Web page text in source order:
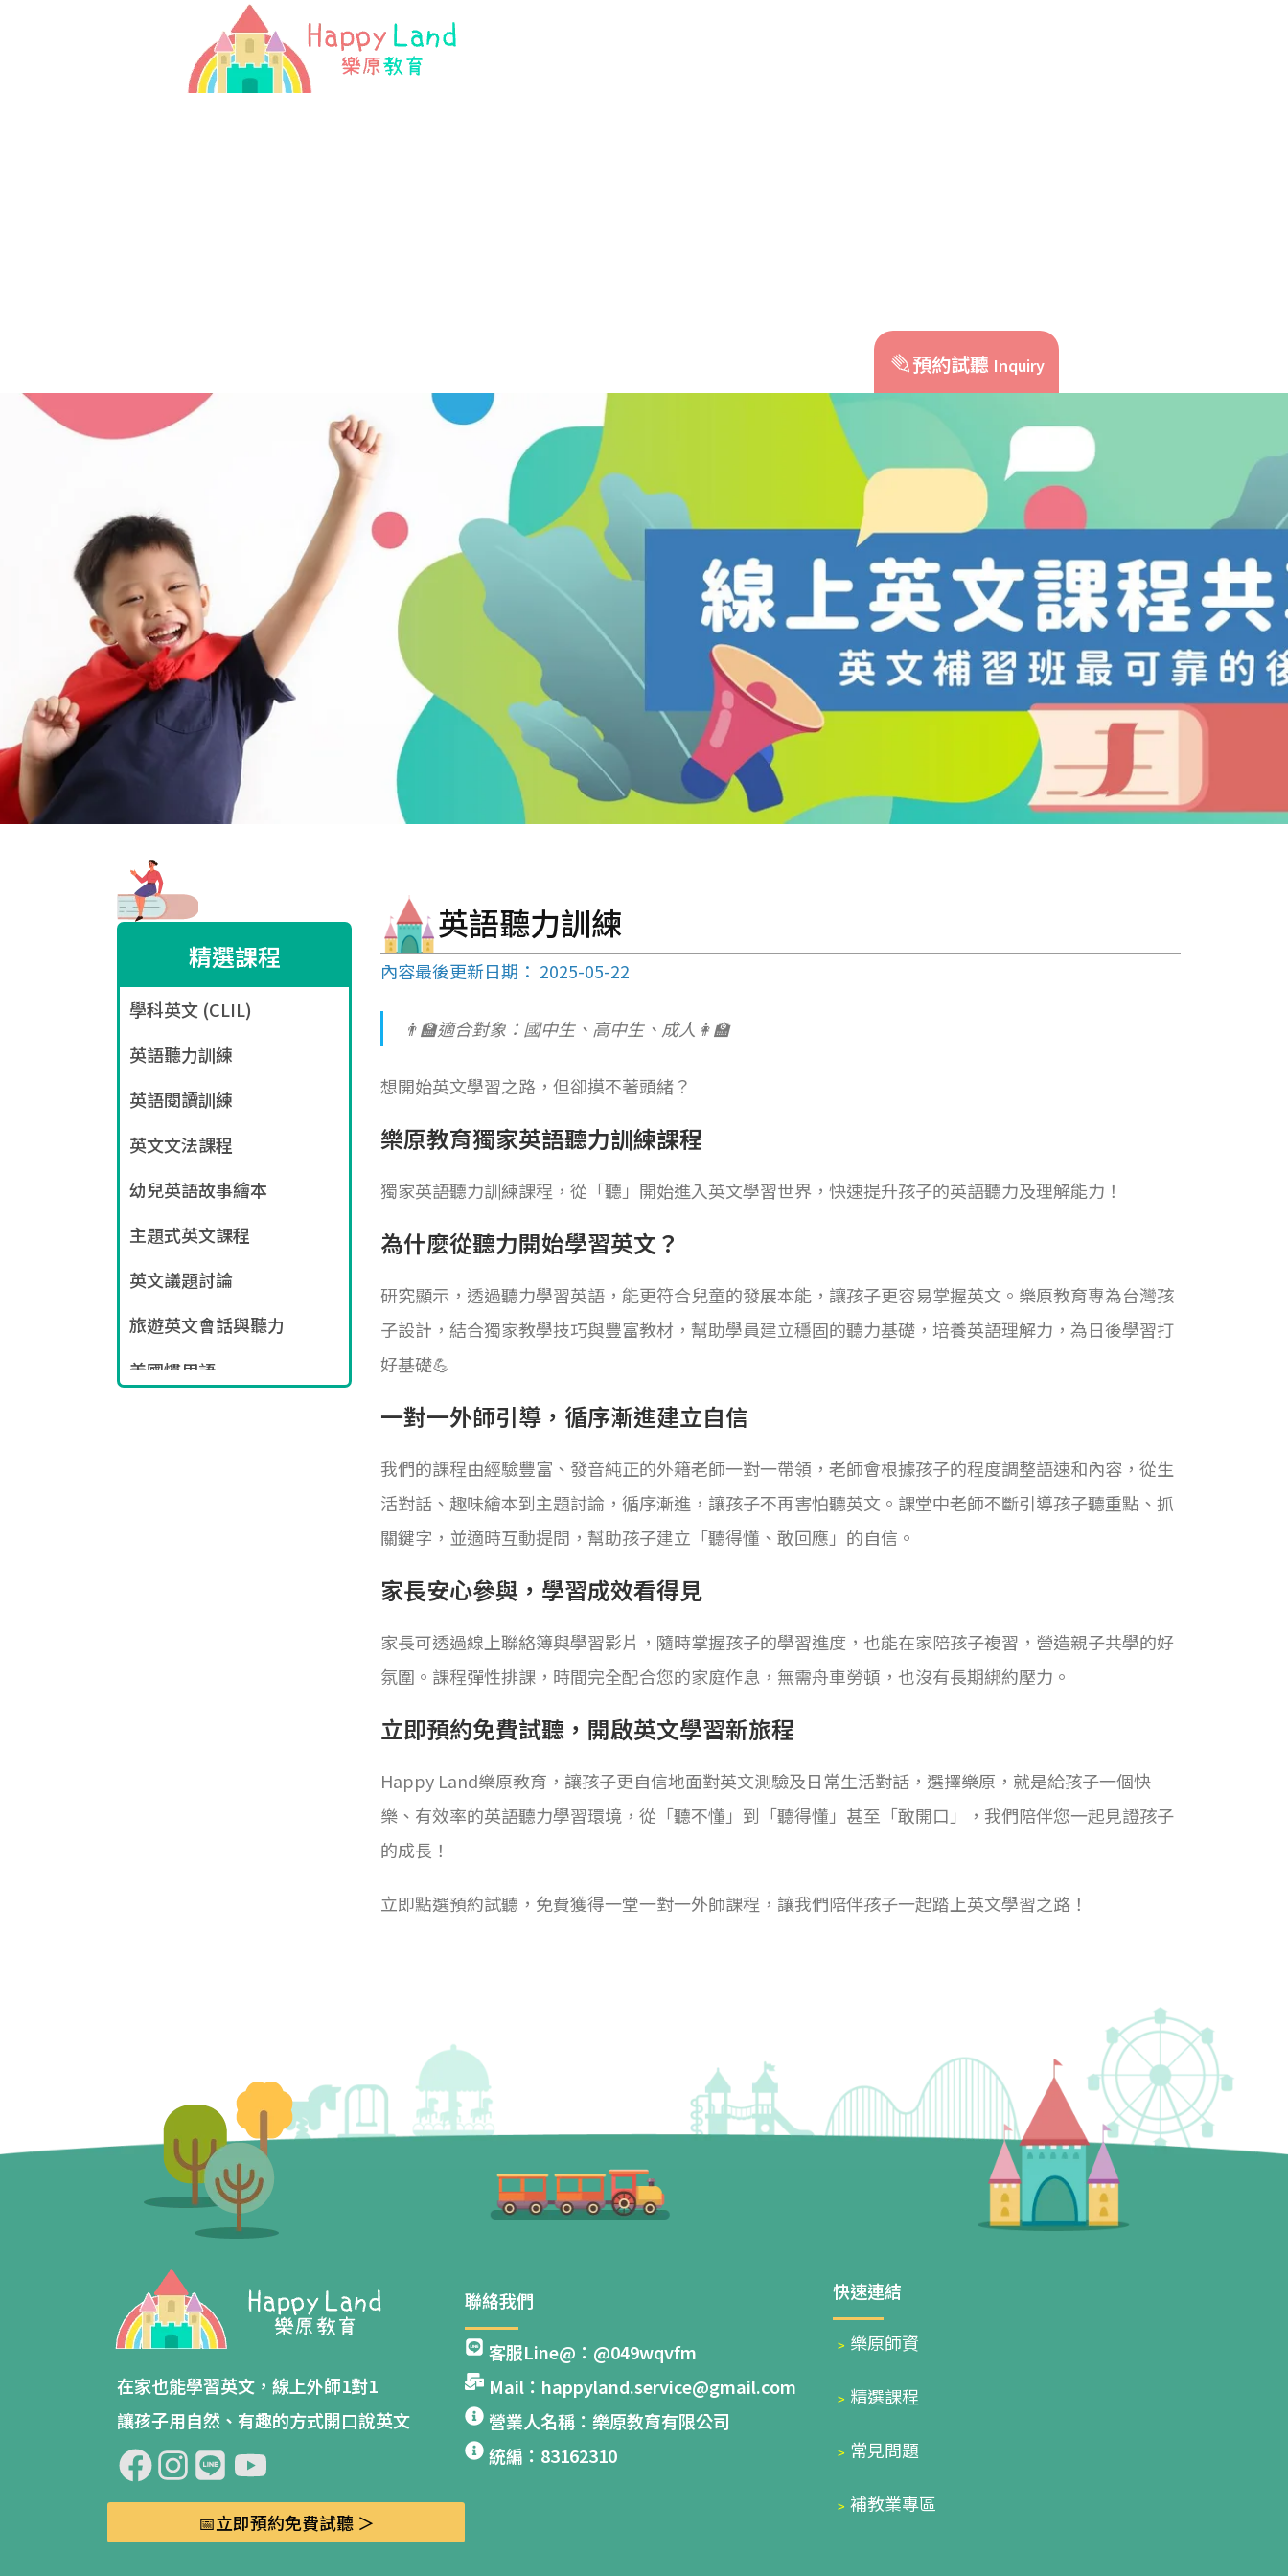
預約試聽 Inquiry
精選課程
學科英文 (CLIL)
英語聽力訓練
英語閱讀訓練
英文文法課程
幼兒英語故事繪本
主題式英文課程
英文議題討論
旅遊英文會話與聽力
美國慣用語
英語聽力訓練
內容最後更新日期： 2025-05-22
👨‍🏫適合對象：國中生、高中生、成人👩‍🏫
想開始英文學習之路，但卻摸不著頭緒？
樂原教育獨家英語聽力訓練課程
獨家英語聽力訓練課程，從「聽」開始進入英文學習世界，快速提升孩子的英語聽力及理解能力！
為什麼從聽力開始學習英文？
研究顯示，透過聽力學習英語，能更符合兒童的發展本能，讓孩子更容易掌握英文。樂原教育專為台灣孩
子設計，結合獨家教學技巧與豐富教材，幫助學員建立穩固的聽力基礎，培養英語理解力，為日後學習打
好基礎💪
一對一外師引導，循序漸進建立自信
我們的課程由經驗豐富、發音純正的外籍老師一對一帶領，老師會根據孩子的程度調整語速和內容，從生
活對話、趣味繪本到主題討論，循序漸進，讓孩子不再害怕聽英文。課堂中老師不斷引導孩子聽重點、抓
關鍵字，並適時互動提問，幫助孩子建立「聽得懂、敢回應」的自信。
家長安心參與，學習成效看得見
家長可透過線上聯絡簿與學習影片，隨時掌握孩子的學習進度，也能在家陪孩子複習，營造親子共學的好
氛圍。課程彈性排課，時間完全配合您的家庭作息，無需舟車勞頓，也沒有長期綁約壓力。
立即預約免費試聽，開啟英文學習新旅程
Happy Land樂原教育，讓孩子更自信地面對英文測驗及日常生活對話，選擇樂原，就是給孩子一個快
樂、有效率的英語聽力學習環境，從「聽不懂」到「聽得懂」甚至「敢開口」，我們陪伴您一起見證孩子
的成長！
立即點選預約試聽，免費獲得一堂一對一外師課程，讓我們陪伴孩子一起踏上英文學習之路！
在家也能學習英文，線上外師1對1
讓孩子用自然、有趣的方式開口說英文
📅立即預約免費試聽 ＞
聯絡我們
客服Line@：@049wqvfm
Mail：happyland.service@gmail.com
營業人名稱：樂原教育有限公司
統編：83162310
快速連結
﹥ 樂原師資
﹥ 精選課程
﹥ 常見問題
﹥ 補教業專區